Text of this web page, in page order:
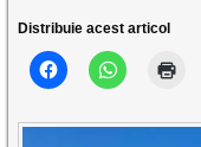
Distribuie acest articol